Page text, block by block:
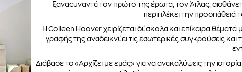
ξανασυναντά τον πρώτο της έρωτα, τον Άτλας,
περιπλέκει την
Η Colleen Hoover χειρίζεται δύσκολα και επίκαιρα θέματα
γραφής της αναδεικνύει τις εσωτερικές συγκρούσεις
Διάβασε το «Αρχίζει με εμάς» για να ανακαλύψεις την